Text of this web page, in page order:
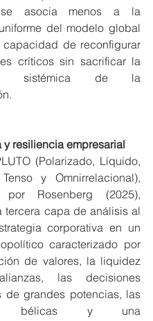
se asocia menos a la
del modelo global
de reconfigurar
críticos sin sacrificar la
sistémica de la
resiliencia empresarial
(Polarizado, Líquido,
y Omnirrelacional),
por Rosenberg (2025),
tercera capa de análisis al
corporativa en un
caracterizado por
de valores, la liquidez
las decisiones
de grandes potencias, las
bélicas y una